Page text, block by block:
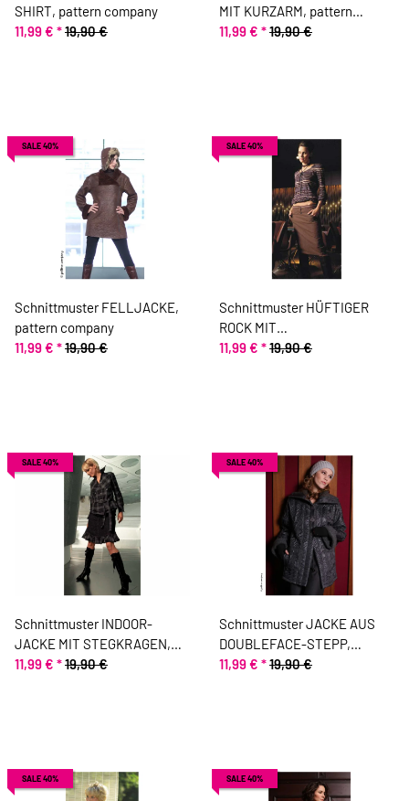
SHIRT, pattern company
11,99 € *19,90 €
MIT KURZARM, pattern
company
11,99 € *19,90 €
SALE 40%
Schnittmuster FELLJACKE,
pattern company
11,99 € *19,90 €
SALE 40%
Schnittmuster HÜFTIGER
ROCK MIT
KNOPFVERSCHLUSS, pattern
11,99 € *19,90 €
SALE 40%
Schnittmuster INDOOR-
JACKE MIT STEGKRAGEN,
pattern company
11,99 € *19,90 €
SALE 40%
Schnittmuster JACKE AUS
DOUBLEFACE-STEPP,
pattern company
11,99 € *19,90 €
SALE 40% SALE 40%